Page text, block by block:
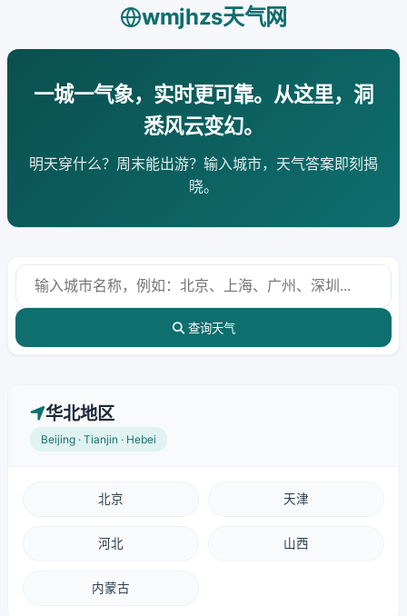
wmjhzs天气网
一城一气象，实时更可靠。从这里，洞
悉风云变幻。
明天穿什么？周末能出游？输入城市，天气答案即刻揭
晓。
查询天气
华北地区
Beijing · Tianjin · Hebei
北京 天津
河北 山西
内蒙古